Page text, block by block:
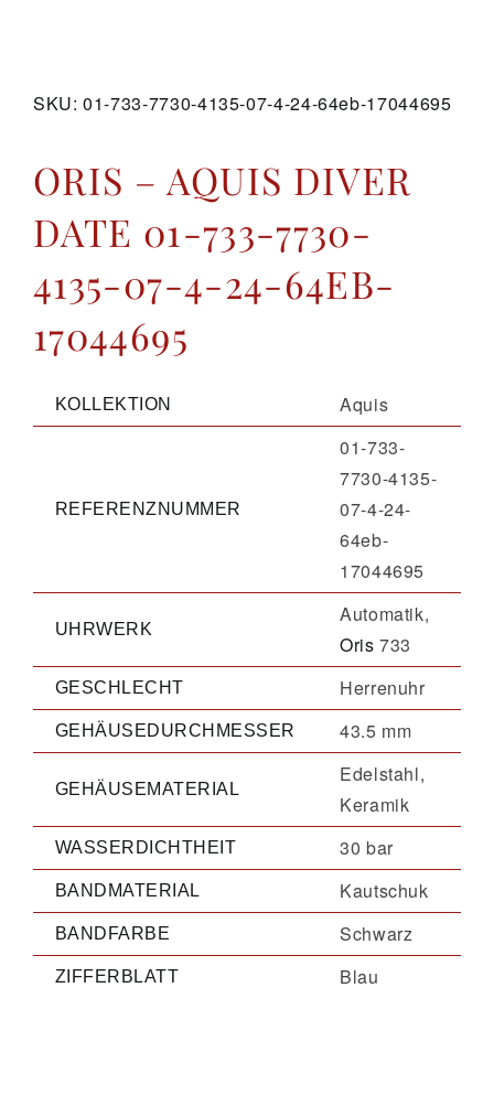
SKU:01-733-7730-4135-07-4-24-64eb-17044695
ORIS – AQUIS DIVER
DATE 01-733-7730-
4135-07-4-24-64EB-
17044695
KOLLEKTION Aquis
REFERENZNUMMER
01-733-
7730-4135-
07-4-24-
64eb-
17044695
UHRWERK
Automatik,
Oris 733
GESCHLECHT Herrenuhr
GEHÄUSEDURCHMESSER 43.5 mm
GEHÄUSEMATERIAL
Edelstahl,
Keramik
WASSERDICHTHEIT 30 bar
BANDMATERIAL Kautschuk
BANDFARBE Schwarz
ZIFFERBLATT Blau